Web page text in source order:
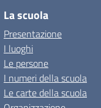
La scuola
Presentazione
I luoghi
Le persone
I numeri della scuola
Le carte della scuola